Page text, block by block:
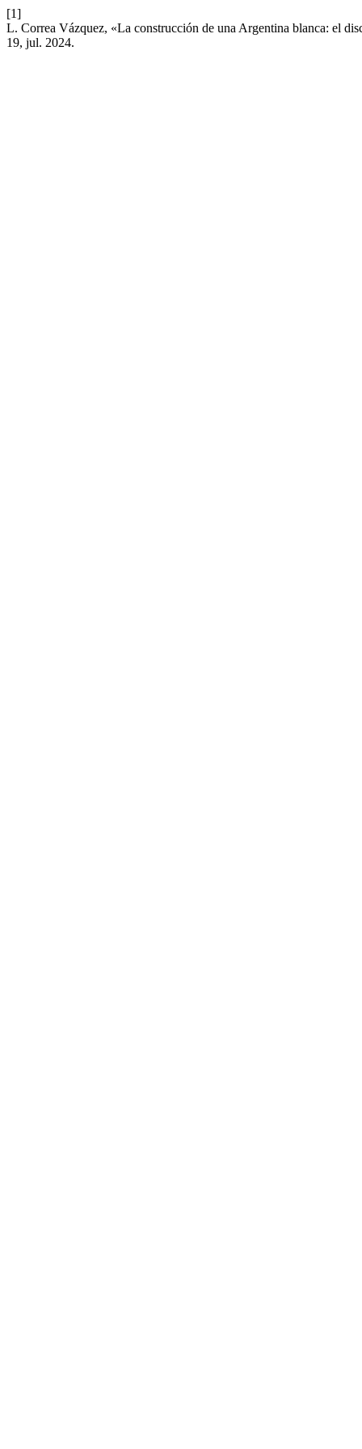
[1]
L. Correa Vázquez, «La construcción de una Argentina blanca: el
19, jul. 2024.